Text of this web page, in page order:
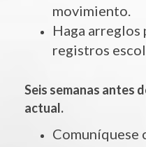
movimiento.
Haga
registros
Seis semanas antes
actual.
Comuníquese